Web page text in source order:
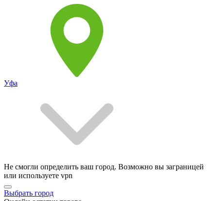
Уфа
Не смогли определить ваш город. Возможно вы заграницей
или используете vpn
Выбрать город